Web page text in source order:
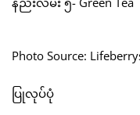
Photo Source:
ပြုလုပ်ပုံ